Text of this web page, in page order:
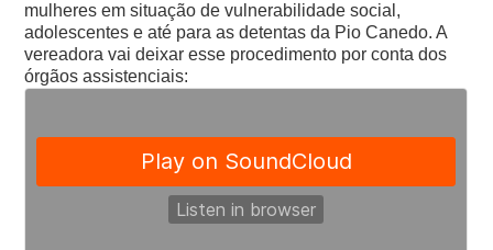
mulheres em situação de vulnerabilidade social,
adolescentes e até para as detentas da Pio Canedo. A
vereadora vai deixar esse procedimento por conta dos
órgãos assistenciais: